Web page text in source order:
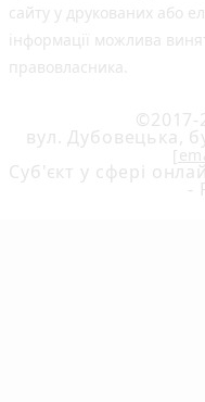
сайту у друкованих або
інформації можлива
правовласника.
©2017-
вул. Дубовецька,
Cуб'єкт у сфері
-